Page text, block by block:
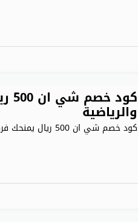
والرياضية
كود خصم شي ان 500 ريال يمنحك فرصة لتحديث خزانة